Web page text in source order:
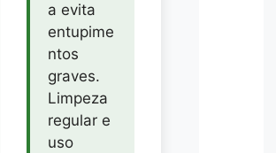
a evita
entupime
ntos
graves.
Limpeza
regular e
uso